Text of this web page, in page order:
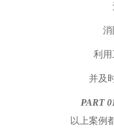
消
利用
并及
PART 0
以上案例